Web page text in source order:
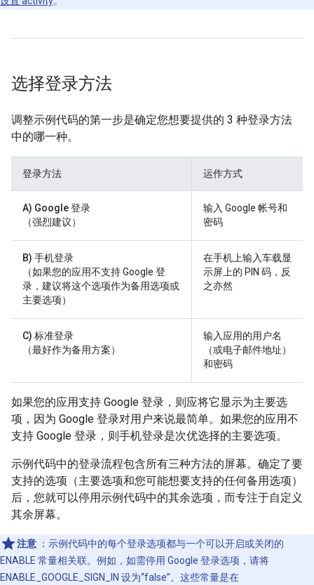
选择登录方法
调整示例代码的第一步是确定您想要提供的 3 种登录方法
中的哪一种。
登录方法 运作方式
A) Google 登录
（强烈建议）
输入 Google 帐号和
密码
B) 手机登录
（如果您的应用不支持 Google 登
录，建议将这个选项作为备用选项或
主要选项）
在手机上输入车载显
示屏上的 PIN 码，反
之亦然
C) 标准登录
（最好作为备用方案）
输入应用的用户名
（或电子邮件地址）
和密码
如果您的应用支持 Google 登录，则应将它显示为主要选
项，因为 Google 登录对用户来说最简单。如果您的应用不
支持 Google 登录，则手机登录是次优选择的主要选项。
示例代码中的登录流程包含所有三种方法的屏幕。确定了要
支持的选项（主要选项和您可能想要支持的任何备用选项）
后，您就可以停用示例代码中的其余选项，而专注于自定义
其余屏幕。
注意 ：示例代码中的每个登录选项都与一个可以开启或关闭的
ENABLE 常量相关联。例如，如需停用 Google 登录选项，请将
ENABLE_GOOGLE_SIGN_IN 设为“false”。这些常量是在